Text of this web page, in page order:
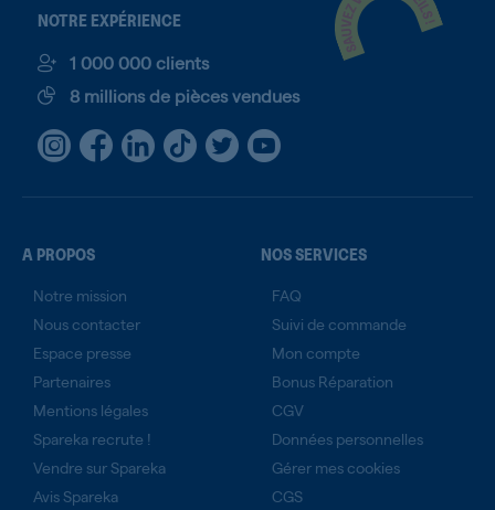
NOTRE EXPÉRIENCE
1 000 000 clients
8 millions de pièces vendues
A PROPOS
Notre mission
Nous contacter
Espace presse
Partenaires
Mentions légales
Spareka recrute !
Vendre sur Spareka
Avis Spareka
NOS SERVICES
FAQ
Suivi de commande
Mon compte
Bonus Réparation
CGV
Données personnelles
Gérer mes cookies
CGS